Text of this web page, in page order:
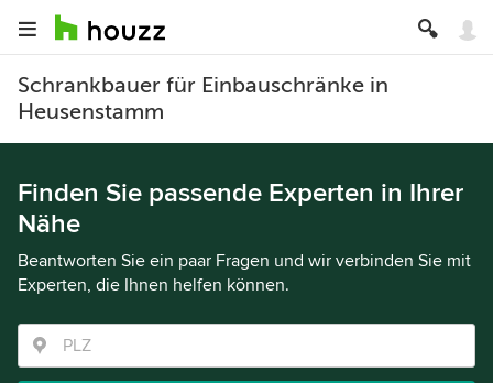
Schrankbauer für Einbauschränke in
Heusenstamm
Finden Sie passende Experten in Ihrer
Nähe
Beantworten Sie ein paar Fragen und wir verbinden Sie mit
Experten, die Ihnen helfen können.